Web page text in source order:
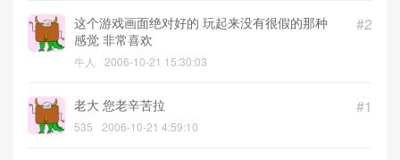
#2
这个游戏画面绝对好的 玩起来没有很假的那种
感觉 非常喜欢
牛人 2006-10-21 15:30:03
#1
老大 您老辛苦拉
535 2006-10-21 4:59:10